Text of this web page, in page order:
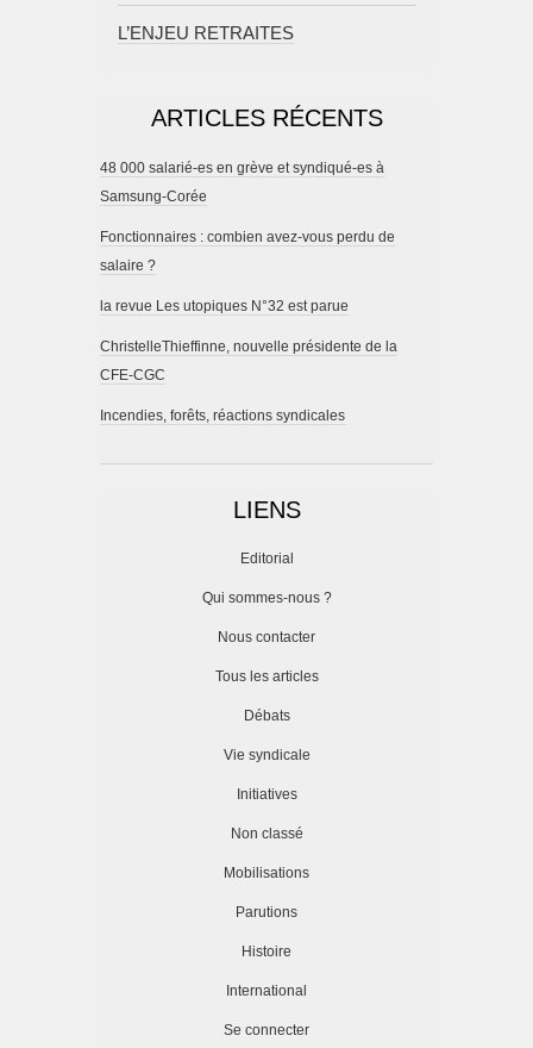
L’ENJEU RETRAITES
ARTICLES RÉCENTS
48 000 salarié-es en grève et syndiqué-es à
Samsung-Corée
Fonctionnaires : combien avez-vous perdu de
salaire ?
la revue Les utopiques N°32 est parue
ChristelleThieffinne, nouvelle présidente de la
CFE-CGC
Incendies, forêts, réactions syndicales
LIENS
Editorial
Qui sommes-nous ?
Nous contacter
Tous les articles
Débats
Vie syndicale
Initiatives
Non classé
Mobilisations
Parutions
Histoire
International
Se connecter